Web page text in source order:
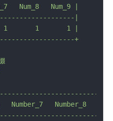
Num_8 Num_9
|
1       1 |
Number_7 Number_8